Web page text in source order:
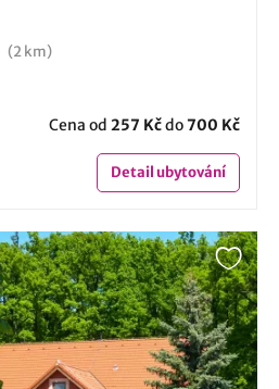
(2 km)
Cena od 257 Kčdo700 Kč
Detailubytování